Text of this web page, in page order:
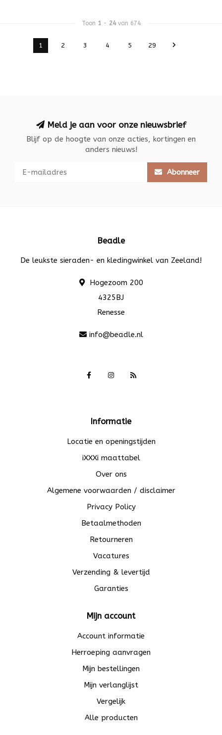
Toon 1- 24van 674
1 2 3 4 5 29
Meld je aan voor onze nieuwsbrief
Blijf op de hoogte van onze acties, kortingen en
anders nieuws!
Abonneer
Beadle
De leukste sieraden- en kledingwinkel van Zeeland!
Hogezoom 200
4325BJ
Renesse
info@beadle.nl
Informatie
Locatie en openingstijden
iXXXi maattabel
Over ons
Algemene voorwaarden / disclaimer
Privacy Policy
Betaalmethoden
Retourneren
Vacatures
Verzending & levertijd
Garanties
Mijn account
Account informatie
Herroeping aanvragen
Mijn bestellingen
Mijn verlanglijst
Vergelijk
Alle producten